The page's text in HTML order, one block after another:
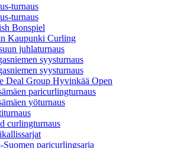
turnaus
turnaus
Bonspiel
Kaupunki Curling
juhlaturnaus
syysturnaus
syysturnaus
Deal Group Hyvinkää Open
paricurlingturnaus
yöturnaus
curlingturnaus
Suomen paricurlingsarja